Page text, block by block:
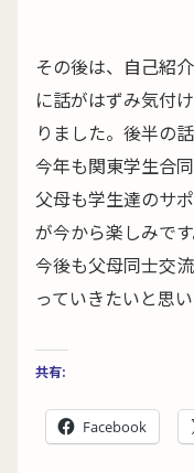
その後は、自己紹
に話がはずみ気付
りました。後半の
今年も関東学生合
父母も学生達のサ
が今から楽しみです
今後も父母同士交
っていきたいと思い
共有:
Facebook